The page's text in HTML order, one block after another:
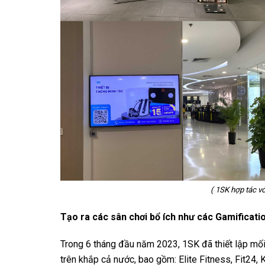
( 1SK hợp tác
Tạo ra các sân chơi bổ ích như các
Trong 6 tháng đầu năm 2023, 1SK đã thiết lập
trên khắp cả nước, bao gồm: Elite Fitness, Fit24,